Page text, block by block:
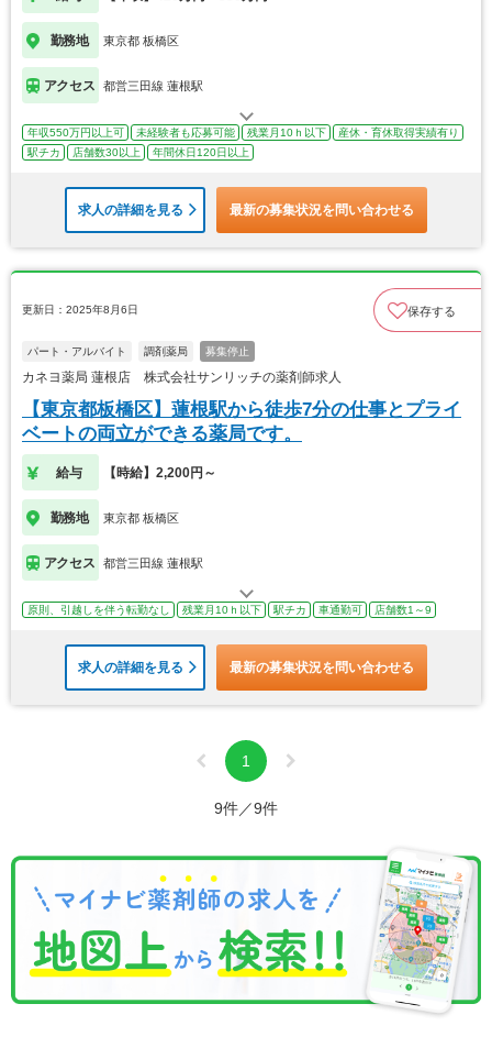
勤務地 東京都 板橋区
アクセス 都営三田線 蓮根駅
年収550万円以上可 未経験者も応募可能 残業月10ｈ以下
産休・育休取得実績有り
駅チカ
店舗数30以上 年間休日120日以上
求人の詳細を見る 最新の募集状況を問い合わせる
更新日：2025年8月6日 保存する
パート・アルバイト 調剤薬局 募集停止
カネヨ薬局 蓮根店 株式会社サンリッチの薬剤師求人
【東京都板橋区】蓮根駅から徒歩7分の仕事とプライ
ベートの両立ができる薬局です。
給与 【時給】2,200円～
勤務地 東京都 板橋区
アクセス 都営三田線 蓮根駅
原則、引越しを伴う転勤なし 残業月10ｈ以下 駅チカ 車通勤可 店舗数1～9
求人の詳細を見る 最新の募集状況を問い合わせる
1
9件／9件